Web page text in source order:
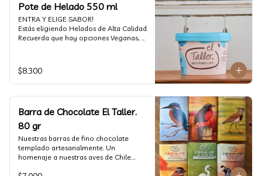
Pote de Helado 550 ml
ENTRA Y ELIGE SABOR!
Estás eligiendo Helados de Alta Calidad.
Recuerda que hay opciones Veganas,
$8.300
Barra de Chocolate El Taller.
80 gr
Nuestras barras de fino chocolate
templado artesanalmente. Un
homenaje a nuestras aves de Chile.